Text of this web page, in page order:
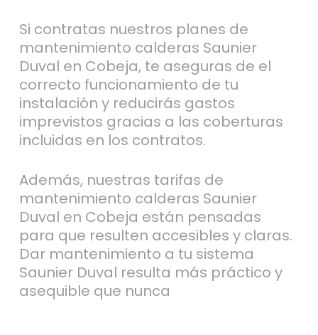
Si contratas nuestros planes de
mantenimiento calderas Saunier
Duval en Cobeja, te aseguras de el
correcto funcionamiento de tu
instalación y reducirás gastos
imprevistos gracias a las coberturas
incluidas en los contratos.
Además, nuestras tarifas de
mantenimiento calderas Saunier
Duval en Cobeja están pensadas
para que resulten accesibles y claras.
Dar mantenimiento a tu sistema
Saunier Duval resulta más práctico y
asequible que nunca